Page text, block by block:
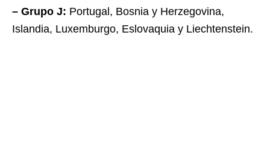
– Grupo J: Portugal, Bosnia y Herzegovina,
Islandia, Luxemburgo, Eslovaquia y Liechtenstein.